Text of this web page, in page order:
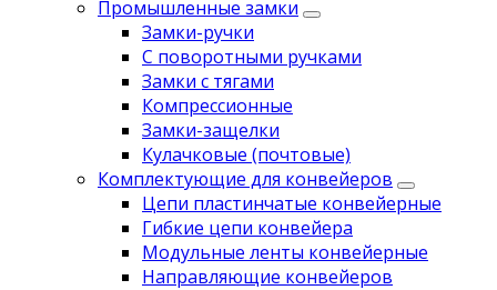
Промышленные замки
Замки-ручки
С поворотными ручками
Замки с тягами
Компрессионные
Замки-защелки
Кулачковые (почтовые)
Комплектующие для конвейеров
Цепи пластинчатые конвейерные
Гибкие цепи конвейера
Модульные ленты конвейерные
Направляющие конвейеров